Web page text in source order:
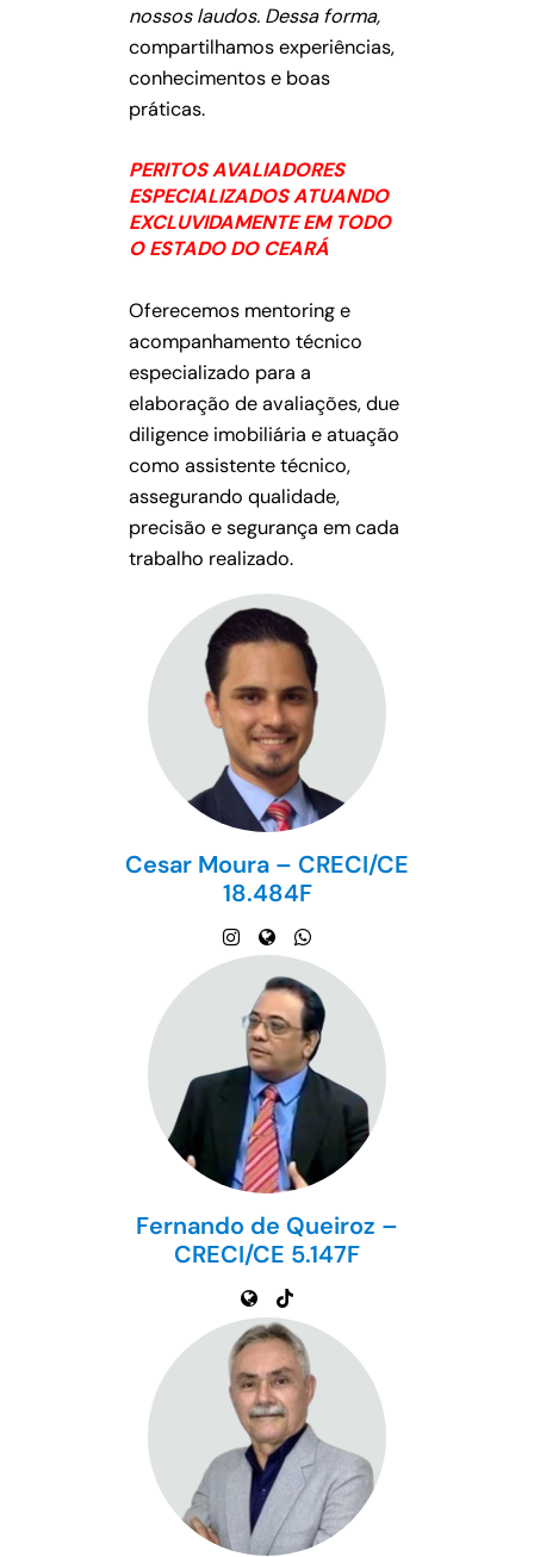
nossos laudos. Dessa forma,
compartilhamos experiências,
conhecimentos e boas
práticas.
PERITOS AVALIADORES
ESPECIALIZADOS ATUANDO
EXCLUVIDAMENTE EM TODO
O ESTADO DO CEARÁ
Oferecemos mentoring e
acompanhamento técnico
especializado para a
elaboração de avaliações, due
diligence imobiliária e atuação
como assistente técnico,
assegurando qualidade,
precisão e segurança em cada
trabalho realizado.
Cesar Moura – CRECI/CE
18.484F
Fernando de Queiroz –
CRECI/CE 5.147F